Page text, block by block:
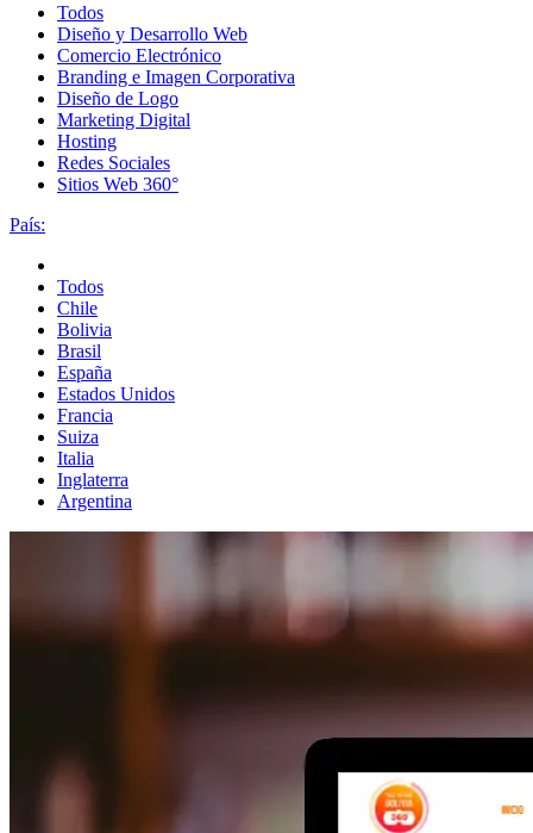
Todos
Diseño y Desarrollo Web
Comercio Electrónico
Branding e Imagen Corporativa
Diseño de Logo
Marketing Digital
Hosting
Redes Sociales
Sitios Web 360°
País:
Todos
Chile
Bolivia
Brasil
España
Estados Unidos
Francia
Suiza
Italia
Inglaterra
Argentina